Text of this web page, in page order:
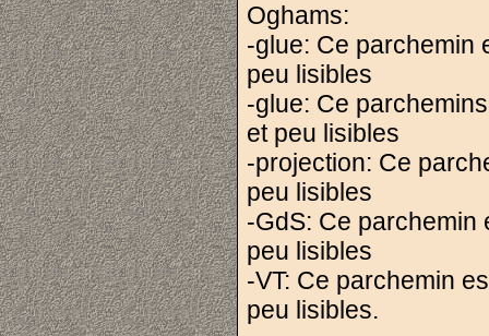
Oghams:
-glue: Ce parchemin
peu lisibles
-glue: Ce
et peu lisibles
-projection: Ce
peu lisibles
-GdS: Ce parchemin
peu lisibles
-VT: Ce parchemin
peu lisibles.